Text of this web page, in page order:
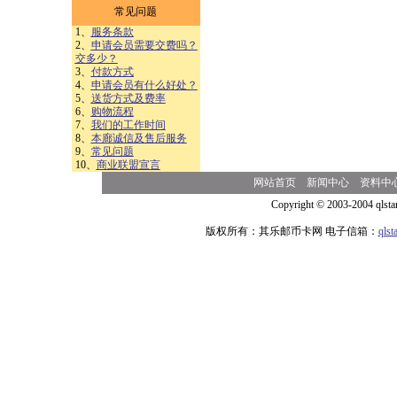
常见问题
1、
服务条款
2、 申请会员需要交费吗？
交多少？
3、 付款方式
4、 申请会员有什么好处？
5、 送货方式及费率
6、
购物流程
7、 我们的工作时间
8、 本廊诚信及售后服务
9、 常见问题
10、 商业联盟宣言
网站首页 新闻中心
资料中
Copyright © 2003-2004
版权所有：其乐邮币卡网 电子信箱：